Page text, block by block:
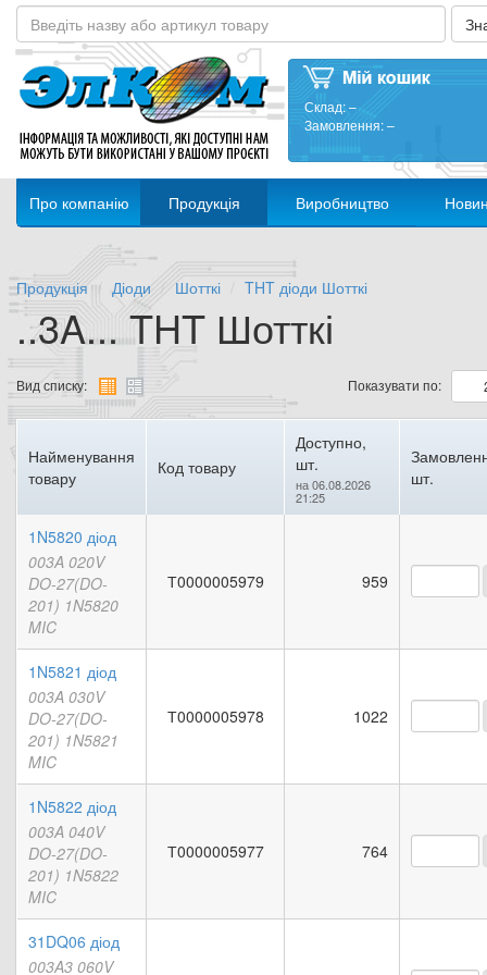
Склад:–
Замовлення:–
Про компанію Продукція Виробництво
Продукція Діоди Шотткі THT діоди Шотткі
..3A... THT Шотткі
Вид списку: Показувати по:
Найменування
товару
Код товару
Доступно,
шт.
на 06.08.2026
21:25
шт.
1N5820 діод
003A 020V
DO-27(DO-
201) 1N5820
MIC
Т0000005979 959
1N5821 діод
003A 030V
DO-27(DO-
201) 1N5821
MIC
Т0000005978 1022
1N5822 діод
003A 040V
DO-27(DO-
201) 1N5822
MIC
Т0000005977 764
31DQ06 діод
003A3 060V